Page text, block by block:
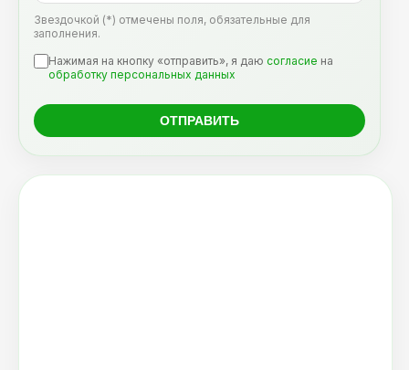
Звездочкой (*) отмечены поля, обязательные для
заполнения.
Нажимая на кнопку «отправить», я даю согласие на
обработку персональных данных